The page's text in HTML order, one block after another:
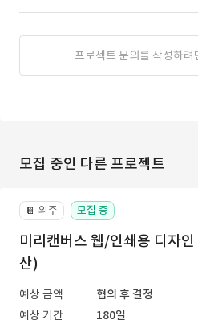
프로젝트 문의를 작성하려
모집 중인 다른 프로젝트
📔 외주 모집 중
미리캔버스 웹/인쇄용 디자
산)
예상 금액
협의 후 결정
예상 기간
180일